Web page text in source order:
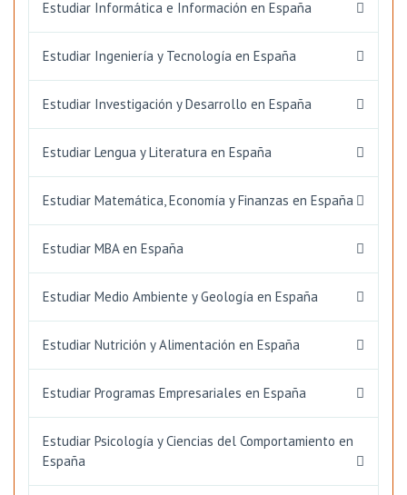
Estudiar Informática e Información en España
Estudiar Ingeniería y Tecnología en España
Estudiar Investigación y Desarrollo en España
Estudiar Lengua y Literatura en España
Estudiar Matemática, Economía y Finanzas en España
Estudiar MBA en España
Estudiar Medio Ambiente y Geología en España
Estudiar Nutrición y Alimentación en España
Estudiar Programas Empresariales en España
Estudiar Psicología y Ciencias del Comportamiento en
España